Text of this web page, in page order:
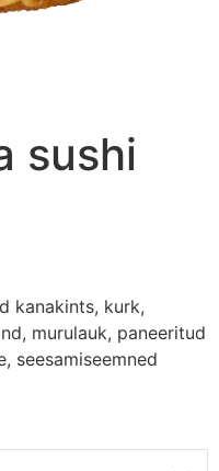
sushi
kanakints, kurk,
murulauk, paneeritud
seesamiseemned